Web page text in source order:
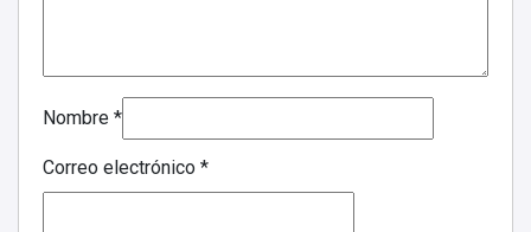
Nombre *
Correo electrónico *